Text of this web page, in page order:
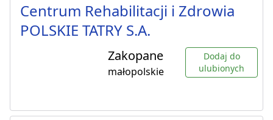
Centrum Rehabilitacji i Zdrowia
POLSKIE TATRY S.A.
Zakopane
małopolskie
Dodaj do
ulubionych